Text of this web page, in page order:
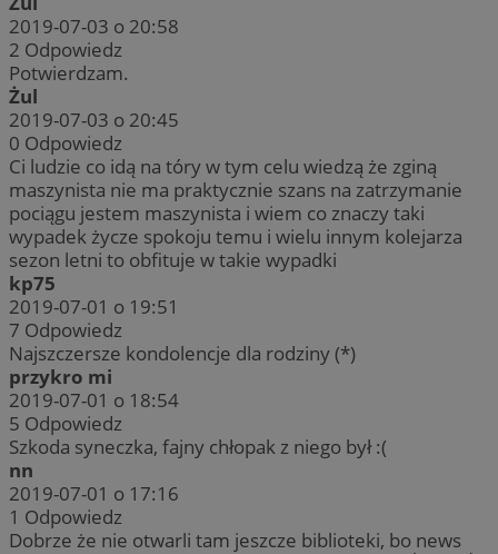
2019-07-03 o 20:58
2 Odpowiedz
Potwierdzam.
Żul
2019-07-03 o 20:45
0 Odpowiedz
Ci ludzie co idą na tóry w tym celu wiedzą że zginą
maszynista nie ma praktycznie szans na zatrzymanie
pociągu jestem maszynista i wiem co znaczy taki
wypadek życze spokoju temu i wielu innym kolejarza
sezon letni to obfituje w takie wypadki
kp75
2019-07-01 o 19:51
7 Odpowiedz
Najszczersze kondolencje dla rodziny (*)
przykro mi
2019-07-01 o 18:54
5 Odpowiedz
Szkoda syneczka, fajny chłopak z niego był :(
nn
2019-07-01 o 17:16
1 Odpowiedz
Dobrze że nie otwarli tam jeszcze biblioteki, bo news